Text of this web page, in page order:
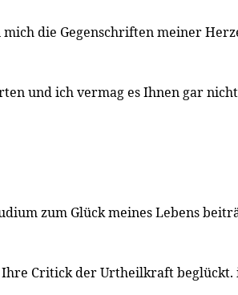
mich die Gegenschriften meiner
und ich vermag es Ihnen gar
zum Glück meines Lebens
Critick der Urtheilkraft beglückt.